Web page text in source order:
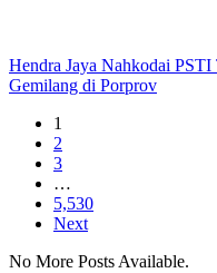
Hendra Jaya Nahkodai PSTI
Gemilang di Porprov
1
2
3
…
5,530
Next
No More Posts Available.